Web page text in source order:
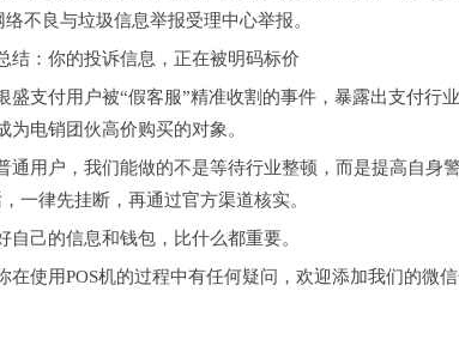
络不良与垃圾信息举报受理中心举报。
结：你的投诉信息，正在被明码标价
盛支付用户被“假客服”精准收割的事件，暴露出支付行
为电销团伙高价购买的对象。
通用户，我们能做的不是等待行业整顿，而是提高自身
一律先挂断，再通过官方渠道核实。
自己的信息和钱包，比什么都重要。
在使用POS机的过程中有任何疑问，欢迎添加我们的微